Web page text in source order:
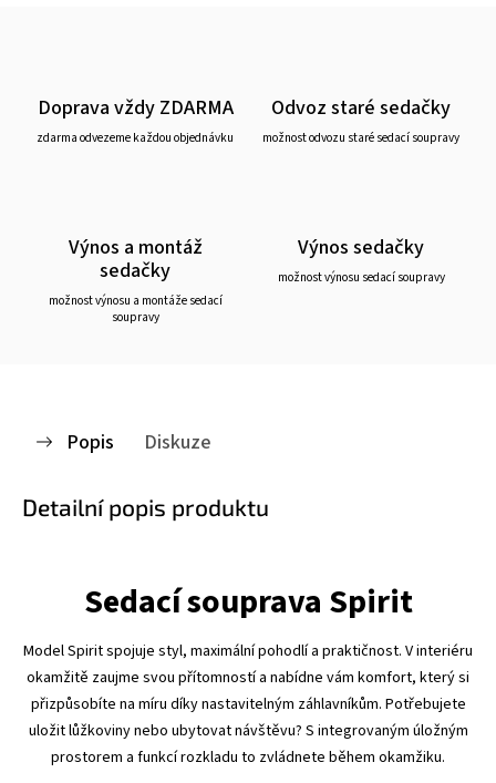
Doprava vždy ZDARMA
zdarma odvezeme každou objednávku
Odvoz staré sedačky
možnost odvozu staré sedací soupravy
Výnos a montáž
sedačky
možnost výnosu a montáže sedací
soupravy
Výnos sedačky
možnost výnosu sedací soupravy
Popis Diskuze
Detailní popis produktu
Sedací souprava Spirit
Model Spirit spojuje styl, maximální pohodlí a praktičnost. V interiéru
okamžitě zaujme svou přítomností a nabídne vám komfort, který si
přizpůsobíte na míru díky nastavitelným záhlavníkům. Potřebujete
uložit lůžkoviny nebo ubytovat návštěvu? S integrovaným úložným
prostorem a funkcí rozkladu to zvládnete během okamžiku.